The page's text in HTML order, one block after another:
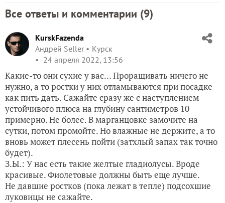
Все ответы и комментарии (9)
KurskFazenda
Андрей Seller
Курск
24 апреля 2022, 13:56
Какие-то они сухие у вас… Проращивать ничего не
нужно, а то ростки у них отламываются при посадке
как пить дать. Сажайте сразу же с наступлением
устойчивого плюса на глубину сантиметров 10
примерно. Не более. В марганцовке замочите на
сутки, потом промойте. Но влажные не держите, а то
вновь может плесень пойти (затхлый запах так точно
будет).
З.Ы.: У нас есть такие желтые гладиолусы. Вроде
красивые. Фиолетовые должны быть еще лучше.
Не давшие ростков (пока лежат в тепле) подсохшие
луковицы не сажайте.